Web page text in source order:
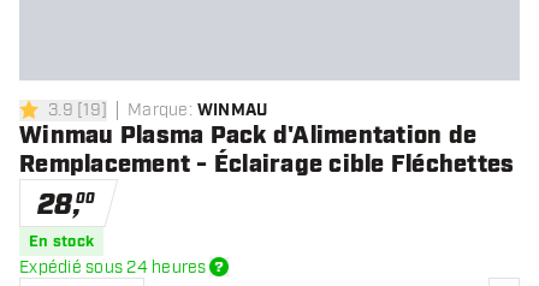
3.9 étoiles de notation
3.9 [19] Marque: WINMAU
Winmau Plasma Pack d'Alimentation de
Remplacement - Éclairage cible Fléchettes
28,00
En stock
Expédié sous 24 heures